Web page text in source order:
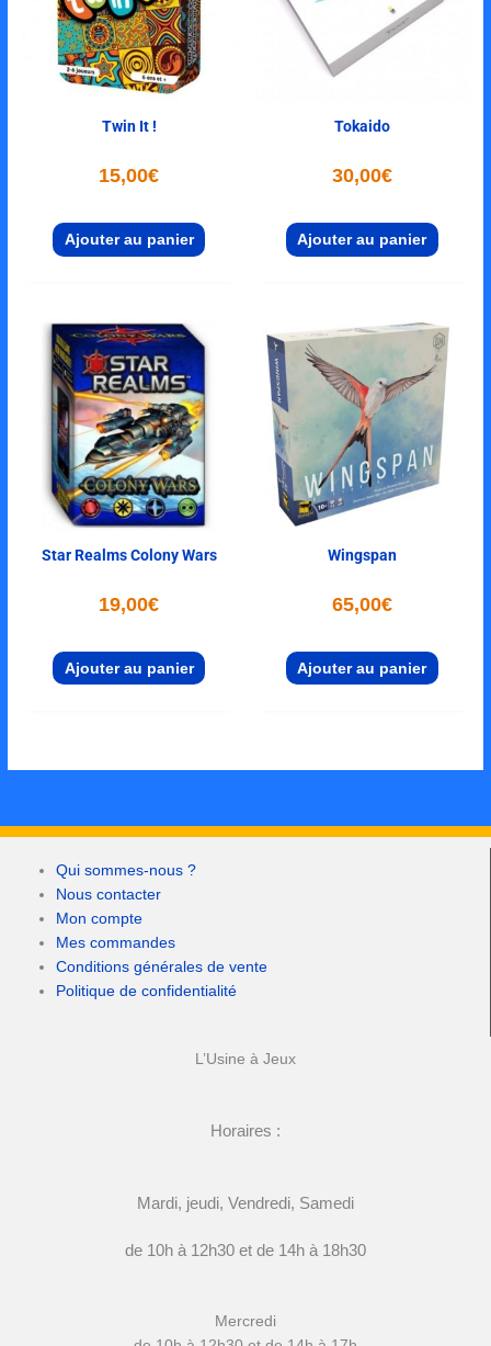
Twin It !
15,00€
Ajouter au panier
Tokaido
30,00€
Ajouter au panier
Star Realms Colony Wars
19,00€
Ajouter au panier
Wingspan
65,00€
Ajouter au panier
Qui sommes-nous ?
Nous contacter
Mon compte
Mes commandes
Conditions générales de vente
Politique de confidentialité
L’Usine à Jeux
Horaires :
Mardi, jeudi, Vendredi, Samedi
de 10h à 12h30 et de 14h à 18h30
Mercredi